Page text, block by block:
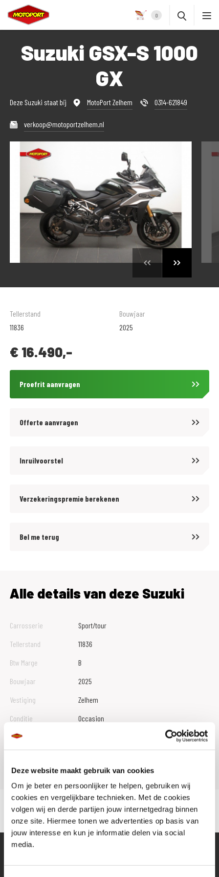
Deze website maakt gebruik van cookies
Om je beter en persoonlijker te helpen, gebruiken wij
cookies en vergelijkbare technieken. Met de cookies
volgen wij en derde partijen jouw internetgedrag binnen
onze site. Hiermee tonen we advertenties op basis van
jouw interesse en kun je informatie delen via social
media.
0
Suzuki GSX-S 1000
GX
Deze Suzuki staat bij MotoPort Zelhem 0314-621849
verkoop@motoportzelhem.nl
Tellerstand
11836
Bouwjaar
2025
€ 16.490,-
Proefrit aanvragen
Offerte aanvragen
Inruilvoorstel
Verzekeringspremie berekenen
Bel me terug
Alle details van deze Suzuki
Carrosserie
Sport/tour
Tellerstand
11836
Btw Marge
B
Bouwjaar
2025
Vestiging
Zelhem
Conditie
Occasion
Rijbewijs type